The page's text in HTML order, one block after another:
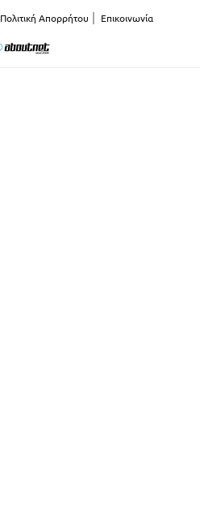
Πολιτική Απορρήτου Επικοινωνία